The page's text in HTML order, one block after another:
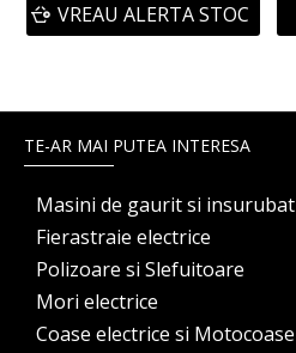
VREAU ALERTA STOC
TE-AR MAI PUTEA INTERESA
Masini de gaurit si insurubat
Fierastraie electrice
Polizoare si Slefuitoare
Mori electrice
Coase electrice si Motocoase